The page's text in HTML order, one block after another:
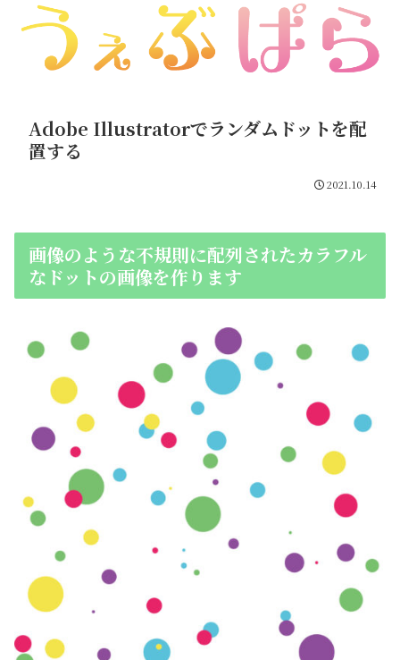
Adobe Illustratorでランダムドットを配
置する
2021.10.14
画像のような不規則に配列されたカラフル
なドットの画像を作ります